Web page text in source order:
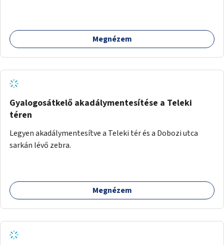
Megnézem
Gyalogosátkelő akadálymentesítése a Teleki
téren
Legyen akadálymentesítve a Teleki tér és a Dobozi utca
sarkán lévő zebra.
Megnézem